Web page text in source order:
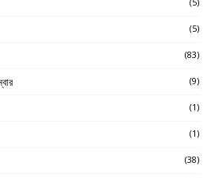
(5)
(83)
(9)
(1)
(1)
(38)